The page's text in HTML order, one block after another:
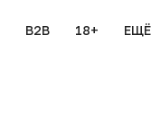
B2B 18+ ЕЩЁ